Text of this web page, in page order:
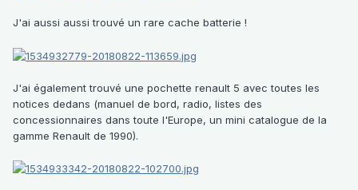
J'ai aussi aussi trouvé un rare cache batterie !
J'ai également trouvé une pochette renault 5 avec toutes les
notices dedans (manuel de bord, radio, listes des
concessionnaires dans toute l'Europe, un mini catalogue de la
gamme Renault de 1990).